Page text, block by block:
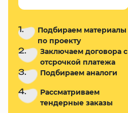
1.
Подбираем материалы
по проекту
2.
Заключаем договора с
отсрочкой платежа
3. Подбираем аналоги
4.
Рассматриваем
тендерные заказы